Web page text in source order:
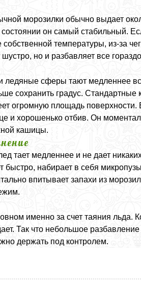
морозилки обычно выдает
состоянии он самый стабильный.
температуры, из-за
но и разбавляет все
ледяные сферы тают медленнее
сохранить градус. Стандартные
огромную площадь поверхности.
и хорошенько отбив. Он
кашицы.
тает медленнее и не дает
быстро, набирает в себя
впитывает запахи из
именно за счет таяния льда.
Так что небольшое
держать под контролем.